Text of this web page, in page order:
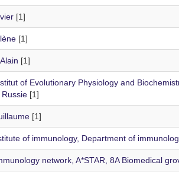
[1]
[1]
[1]
of Evolutionary Physiology and
[1]
[1]
of immunology, Department of
network, A*STAR, 8A Biomedical